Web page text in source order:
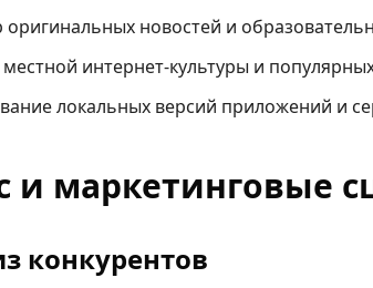
новостей и
интернет-культуры и
локальных версий приложений и
и маркетинговые
конкурентов